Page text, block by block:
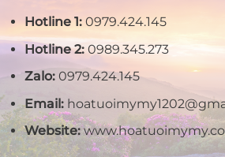
Hotline 1:0979.424.145
Hotline 2:0989.345.273
Zalo:0979.424.145
Email:
Website: